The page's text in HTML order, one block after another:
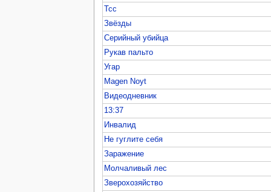
Тсс
Звёзды
Серийный убийца
Рукав пальто
Угар
Magen Noyt
Видеодневник
13:37
Инвалид
Не гуглите себя
Заражение
Молчаливый лес
Зверохозяйство